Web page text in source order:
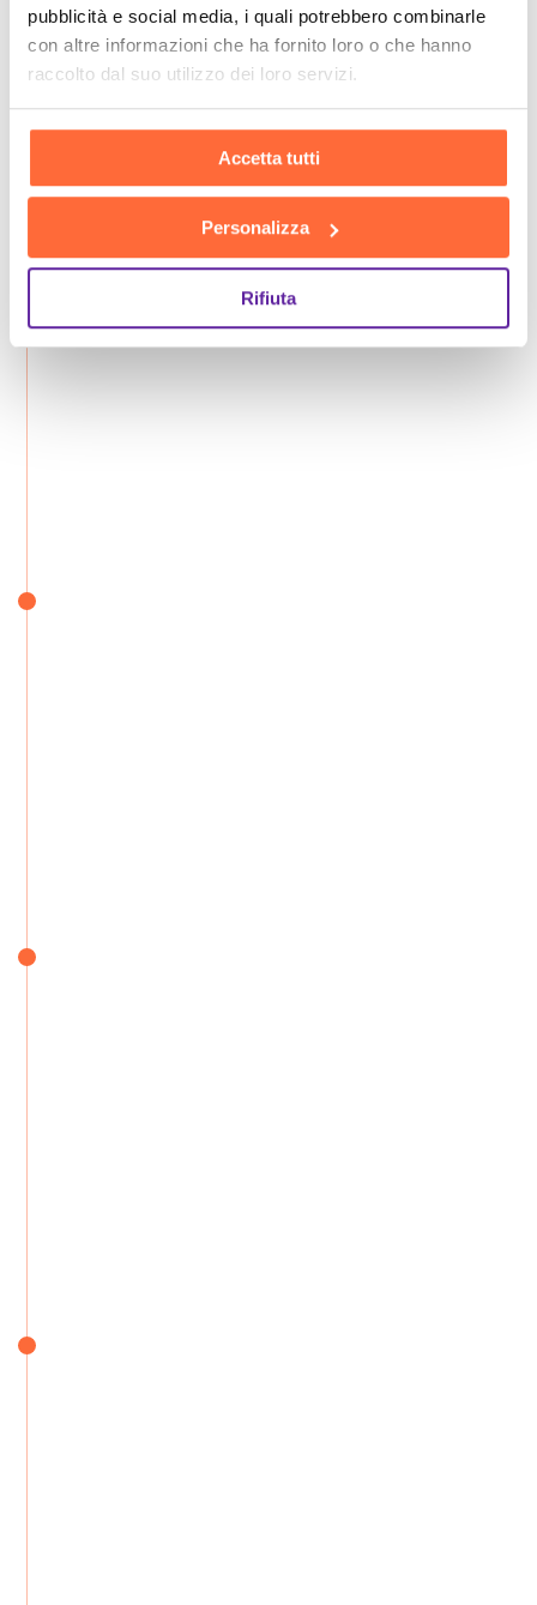
pubblicità e social media, i quali potrebbero combinarle
con altre informazioni che ha fornito loro o che hanno
raccolto dal suo utilizzo dei loro servizi.
Accetta tutti
Personalizza
Rifiuta